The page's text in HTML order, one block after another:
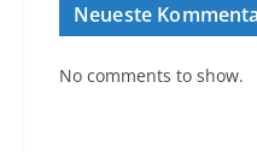
Neueste
No comments to show.